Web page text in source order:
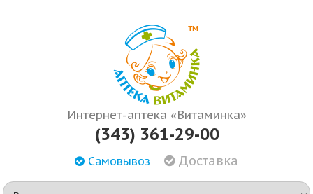
Интернет-аптека «Витаминка»
(343) 361-29-00
Самовывоз Доставка